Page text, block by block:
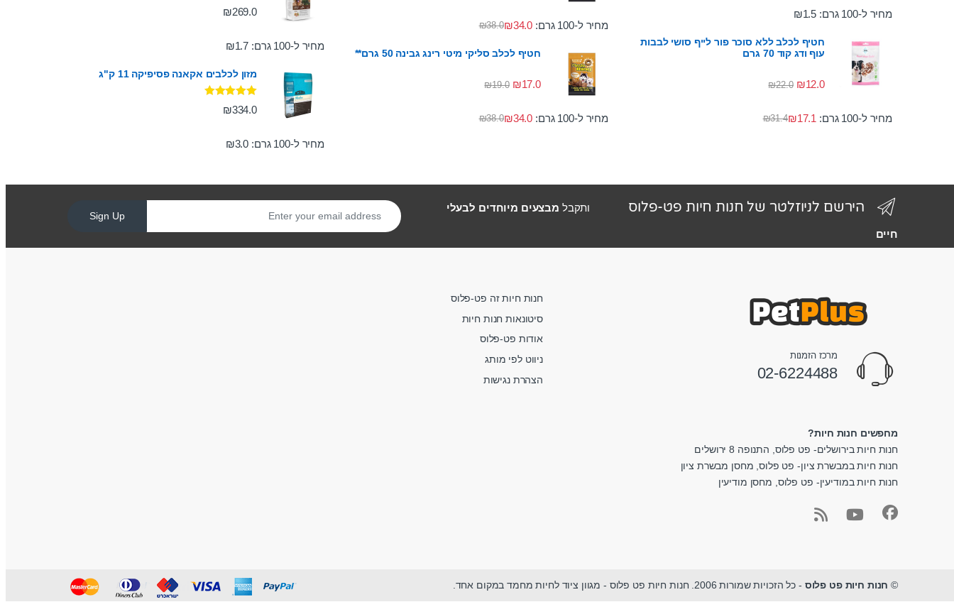
מחיר ל-100 גרם: ₪1.5
חטיף לכלב ללא סוכר פור לייף סושי לבבות
עוף ודג קוד 70 גרם
₪12.0
₪22.0
מחיר ל-100 גרם: ₪31.4₪17.1
מחיר ל-100 גרם: ₪38.0₪34.0
חטיף לכלב סליקי מיטי רינג גבינה 50 גרם**
₪17.0
₪19.0
מחיר ל-100 גרם: ₪38.0₪34.0
דורג5.00
מתוך 5 ₪269.0
מחיר ל-100 גרם: ₪1.7
מזון לכלבים אקאנה פסיפיקה 11 ק"ג
דורג5.00
מתוך 5 ₪334.0
מחיר ל-100 גרם: ₪3.0
הירשם לניוזלטר של חנות חיות פט-פלוס ותקבל מבצעים מיוחדים לבעלי
חיים
Sign Up
מרכז הזמנות
02-6224488
מחפשים חנות חיות?
חנות חיות בירושלים- פט פלוס, התנופה 8 ירושלים
חנות חיות במבשרת ציון- פט פלוס, מחסן מבשרת ציון
חנות חיות במודיעין- פט פלוס, מחסן מודיעין
חנות חיות זה פט-פלוס
סיטונאות חנות חיות
אודות פט-פלוס
ניווט לפי מותג
הצהרת נגישות
© חנות חיות פט פלוס - כל הזכויות שמורות 2006. חנות חיות פט פלוס - מגוון ציוד לחיות מחמד במקום אחד.